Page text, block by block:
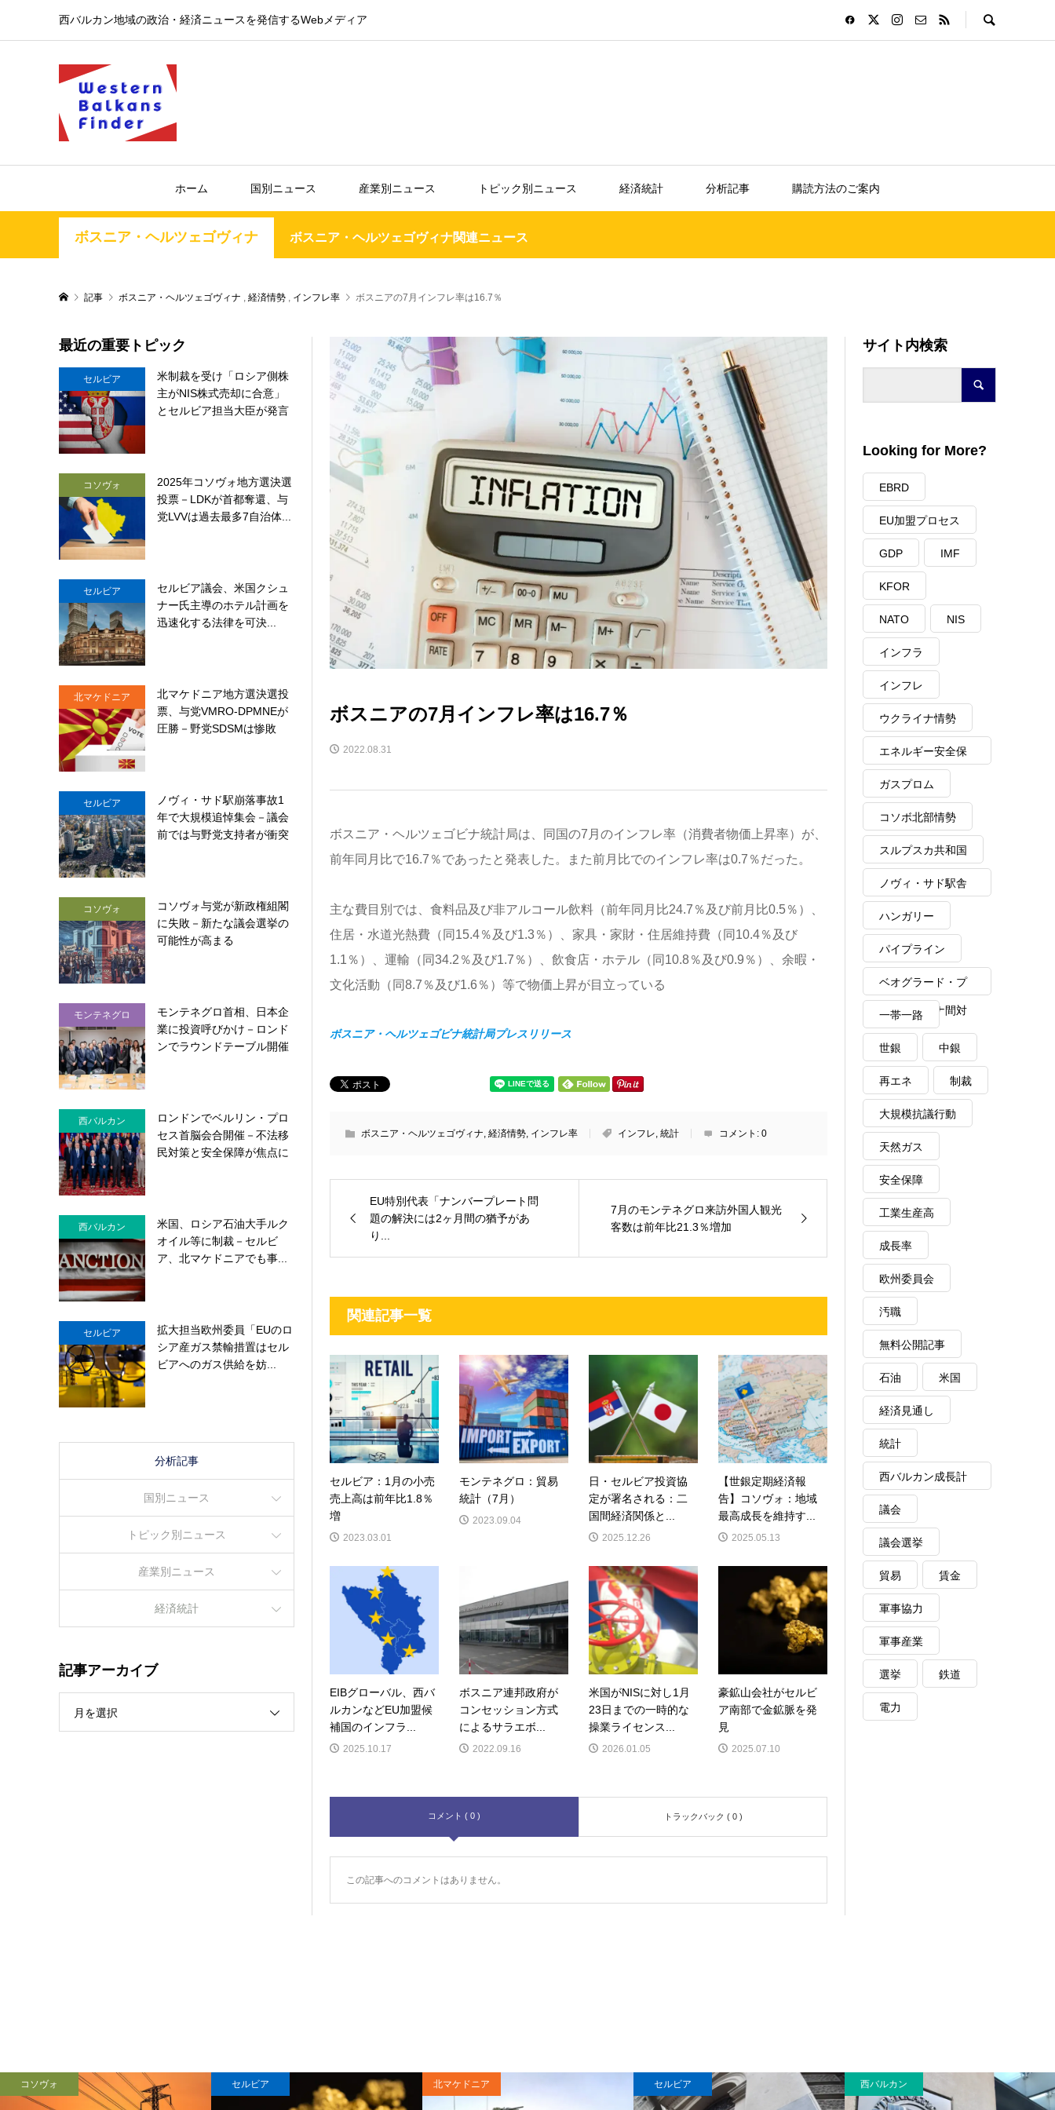
西バルカン地域の政治・経済ニュースを発信するWebメディア
ホーム 国別ニュース 産業別ニュース トピック別ニュース 経済統計 分析記事 購読方法のご案内
ボスニア・ヘルツェゴヴィナ ボスニア・ヘルツェゴヴィナ関連ニュース
記事 ボスニア・ヘルツェゴヴィナ 経済情勢 インフレ率 ボスニアの7月インフレ率は16.7％
ボスニアの7月インフレ率は16.7％
2022.08.31
ボスニア・ヘルツェゴビナ統計局は、同国の7月のインフレ率（消費者物価上昇率）が、
前年同月比で16.7％であったと発表した。また前月比でのインフレ率は0.7％だった。
主な費目別では、食料品及び非アルコール飲料（前年同月比24.7％及び前月比0.5％）、
住居・水道光熱費（同15.4％及び1.3％）、家具・家財・住居維持費（同10.4％及び
1.1％）、運輸（同34.2％及び1.7％）、飲食店・ホテル（同10.8％及び0.9％）、余暇・
文化活動（同8.7％及び1.6％）等で物価上昇が目立っている
ボスニア・ヘルツェゴビナ統計局プレスリリース
ボスニア・ヘルツェゴヴィナ 経済情勢, インフレ率 インフレ 統計 コメント: 0
EU特別代表「ナンバープレート問
題の解決には2ヶ月間の猶予があ
り...
7月のモンテネグロ来訪外国人観光
客数は前年比21.3％増加
関連記事一覧
セルビア：1月の小売
売上高は前年比1.8％
増
2023.03.01
モンテネグロ：貿易
統計（7月）
2023.09.04
日・セルビア投資協
定が署名される：二
国間経済関係と...
2025.12.26
【世銀定期経済報
告】コソヴォ：地域
最高成長を維持す...
2025.05.13
EIBグローバル、西バ
ルカンなどEU加盟候
補国のインフラ...
2025.10.17
ボスニア連邦政府が
コンセッション方式
によるサラエボ...
2022.09.16
米国がNISに対し1月
23日までの一時的な
操業ライセンス...
2026.01.05
豪鉱山会社がセルビ
ア南部で金鉱脈を発
見
2025.07.10
コメント ( 0 ) トラックバック ( 0 )
この記事へのコメントはありません。
最近の重要トピック
セルビア
米制裁を受け「ロシア側株
主がNIS株式売却に合意」
とセルビア担当大臣が発言
コソヴォ
2025年コソヴォ地方選決選
投票－LDKが首都奪還、与
党LVVは過去最多7自治体...
セルビア
セルビア議会、米国クシュ
ナー氏主導のホテル計画を
迅速化する法律を可決...
北マケドニア
北マケドニア地方選決選投
票、与党VMRO-DPMNEが
圧勝－野党SDSMは惨敗
セルビア
ノヴィ・サド駅崩落事故1
年で大規模追悼集会－議会
前では与野党支持者が衝突
コソヴォ
コソヴォ与党が新政権組閣
に失敗－新たな議会選挙の
可能性が高まる
モンテネグロ
モンテネグロ首相、日本企
業に投資呼びかけ－ロンド
ンでラウンドテーブル開催
西バルカン
ロンドンでベルリン・プロ
セス首脳会合開催－不法移
民対策と安全保障が焦点に
西バルカン
米国、ロシア石油大手ルク
オイル等に制裁－セルビ
ア、北マケドニアでも事...
セルビア
拡大担当欧州委員「EUのロ
シア産ガス禁輸措置はセル
ビアへのガス供給を妨...
分析記事
国別ニュース
トピック別ニュース
産業別ニュース
経済統計
記事アーカイブ
月を選択
サイト内検索
Looking for More?
EBRD
EU加盟プロセス
GDP IMF
KFOR
NATO NIS
インフラ
インフレ
ウクライナ情勢
エネルギー安全保
障
ガスプロム
コソボ北部情勢
スルプスカ共和国
ノヴィ・サド駅舎
崩落事故
ハンガリー
パイプライン
ベオグラード・プ
リシュティナ間対
話
一帯一路
世銀 中銀
再エネ 制裁
大規模抗議行動
天然ガス
安全保障
工業生産高
成長率
欧州委員会
汚職
無料公開記事
石油 米国
経済見通し
統計
西バルカン成長計
画
議会
議会選挙
貿易 賃金
軍事協力
軍事産業
選挙 鉄道
電力
コソヴォ セルビア 北マケドニア セルビア 西バルカン